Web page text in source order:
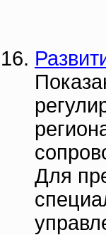
Для